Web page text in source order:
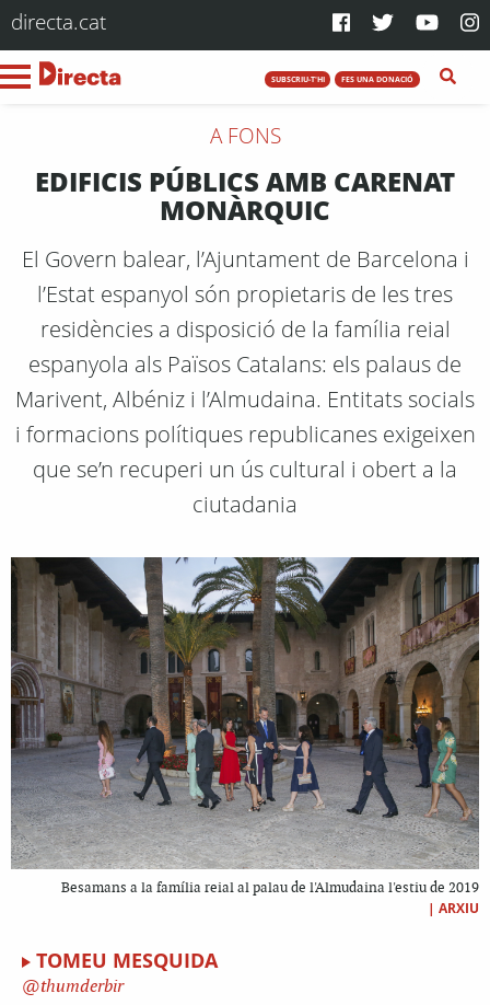
directa.cat
SUBSCRIU-T'HI FES UNA DONACIÓ
A FONS
EDIFICIS PÚBLICS AMB CARENAT
MONÀRQUIC
El Govern balear, l’Ajuntament de Barcelona i
l’Estat espanyol són propietaris de les tres
residències a disposició de la família reial
espanyola als Països Catalans: els palaus de
Marivent, Albéniz i l’Almudaina. Entitats socials
i formacions polítiques republicanes exigeixen
que se’n recuperi un ús cultural i obert a la
ciutadania
Besamans a la família reial al palau de l'Almudaina l'estiu de 2019
| ARXIU
TOMEU MESQUIDA
thumderbir